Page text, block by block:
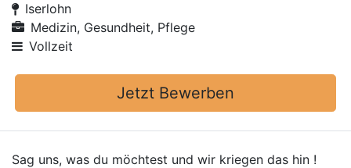
Iserlohn
Medizin, Gesundheit, Pflege
Vollzeit
Jetzt Bewerben
Sag uns, was du möchtest und wir kriegen das hin !